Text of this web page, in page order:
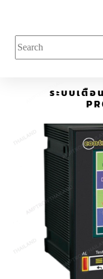
ระบบเตือ